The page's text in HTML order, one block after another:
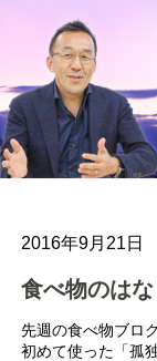
2016年9月21日
食べ物のは
先週の食べ物ブロ
初めて使った「孤